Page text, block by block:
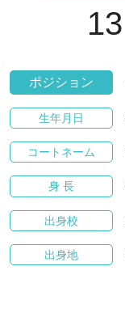
13
ポジション
生年月日
コートネーム
身 長
出身校
出身地